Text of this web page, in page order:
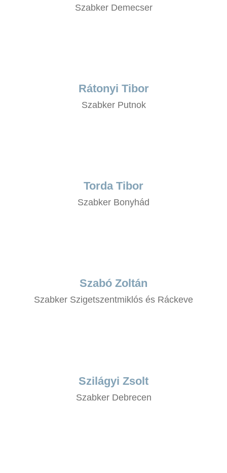
Szabker Demecser
Rátonyi Tibor
Szabker Putnok
Torda Tibor
Szabker Bonyhád
Szabó Zoltán
Szabker Szigetszentmiklós és Ráckeve
Szilágyi Zsolt
Szabker Debrecen